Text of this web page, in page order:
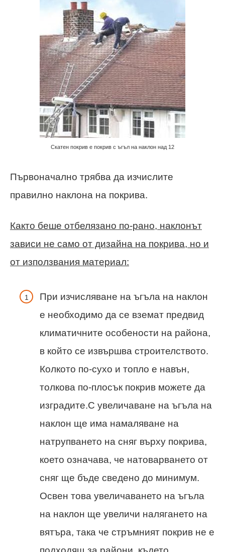
Скатен покрив е покрив с ъгъл на наклон над 12
Първоначално трябва да изчислите
правилно наклона на покрива.
Както беше отбелязано по-рано, наклонът
зависи не само от дизайна на покрива, но и
от използвания материал:
При изчисляване на ъгъла на наклон
е необходимо да се вземат предвид
климатичните особености на района,
в който се извършва строителството.
Колкото по-сухо и топло е навън,
толкова по-плосък покрив можете да
изградите.С увеличаване на ъгъла на
наклон ще има намаляване на
натрупването на сняг върху покрива,
което означава, че натоварването от
сняг ще бъде сведено до минимум.
Освен това увеличаването на ъгъла
на наклон ще увеличи налягането на
вятъра, така че стръмният покрив не е